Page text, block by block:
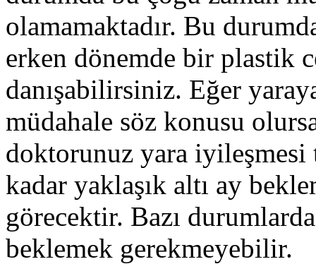
olamamaktadır. Bu
erken dönemde bir plastik
danışabilirsiniz. Eğer
müdahale söz konusu
doktorunuz yara iyileşmesi
kadar yaklaşık altı ay
görecektir. Bazı
beklemek gerekmeyebilir.